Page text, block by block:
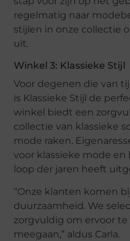
regelmatig naar
stijlen in onze collectie
uit.
Winkel 3: Klassieke Stijl
Voor degenen die van
is Klassieke Stijl de
winkel biedt een
collectie van klassieke
mode raken.
voor klassieke mode
loop der jaren heeft
“Onze klanten komen
duurzaamheid. We
zorgvuldig om ervoor
meegaan,” aldus Carla.